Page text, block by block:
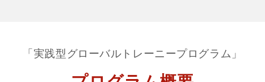
「実践型グローバルトレーニープログラム」